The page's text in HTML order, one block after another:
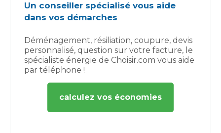
Un conseiller spécialisé vous aide
dans vos démarches
Déménagement, résiliation, coupure, devis
personnalisé, question sur votre facture, le
spécialiste énergie de Choisir.com vous aide
par téléphone !
calculez vos économies